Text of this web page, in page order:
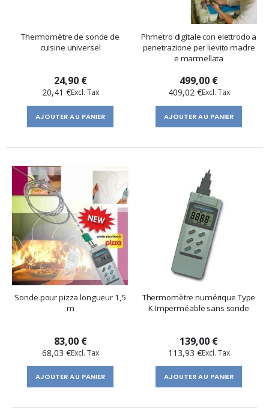
Thermomètre de sonde de
cuisine universel
24,90 €
20,41 €
AJOUTER AU PANIER
Phmetro digitale con elettrodo a
penetrazione per lievito madre
e marmellata
499,00 €
409,02 €
AJOUTER AU PANIER
Sonde pour pizza longueur 1,5
m
83,00 €
68,03 €
AJOUTER AU PANIER
Thermomètre numérique Type
K Imperméable sans sonde
139,00 €
113,93 €
AJOUTER AU PANIER